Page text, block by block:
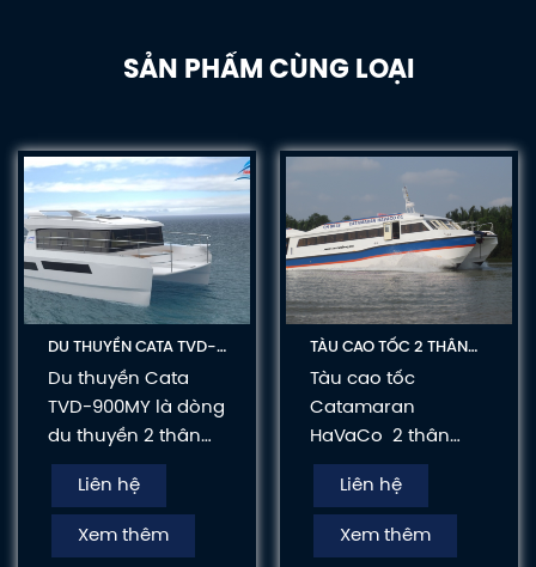
SẢN PHẨM CÙNG LOẠI
DU THUYỀN CATA TVD-
900MY
Du thuyền Cata
TVD-900MY là dòng
du thuyền 2 thân
gồm 1 phòng ngủ, 1
phòng khách, 1
Liên hệ
Xem thêm
TÀU CAO TỐC 2 THÂN
TVD-CATA1750
Tàu cao tốc
Catamaran
HaVaCo 2 thân
bằng chất liệu
Composite, có
Liên hệ
Xem thêm